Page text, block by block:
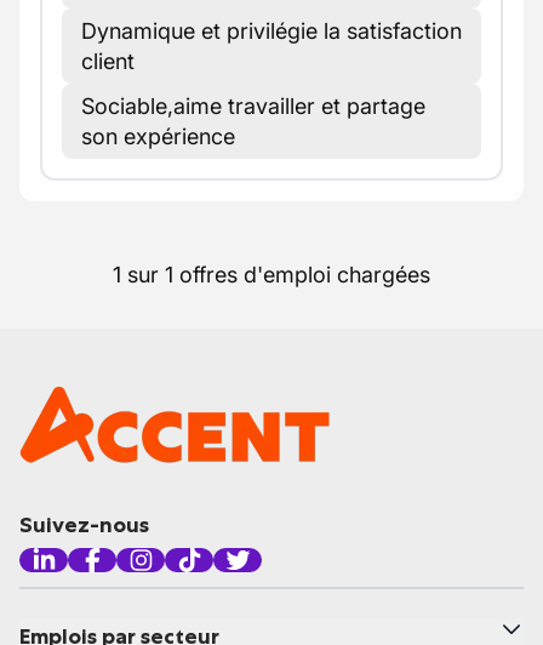
Dynamique et privilégie la satisfaction
client
Sociable,aime travailler et partage
son expérience
1 sur 1 offres d'emploi chargées
Suivez-nous
Emplois par secteur